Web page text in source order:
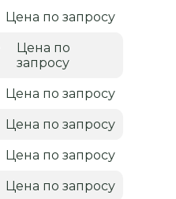
Цена по запросу
Цена по
запросу
Цена по запросу
Цена по запросу
Цена по запросу
Цена по запросу